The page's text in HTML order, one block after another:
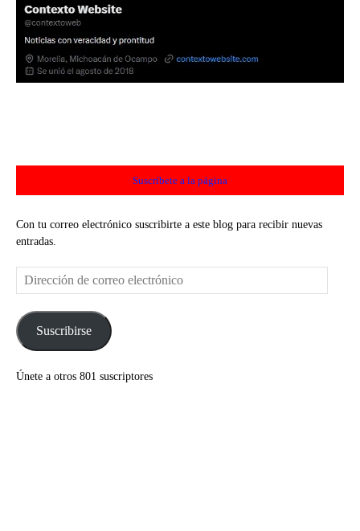
Suscríbete a la página
Con tu correo electrónico suscribirte a este blog para recibir nuevas
entradas.
Dirección
de
electrónicoSuscribirse
Únete a otros 801 suscriptores